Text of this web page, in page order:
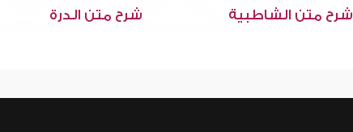
شرح متن الشاطبية شرح متن الدرة